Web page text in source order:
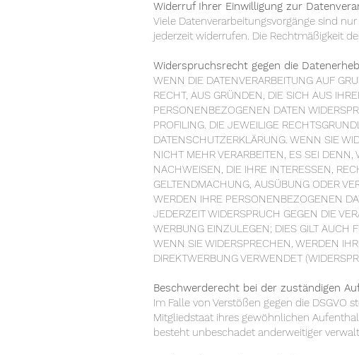
Widerruf Ihrer Einwilligung zur
Viele Datenverarbeitungsvorgänge sind
jederzeit widerrufen. Die Rechtmäßigkeit
Widerspruchsrecht gegen die
WENN DIE DATENVERARBEITUNG AUF
RECHT, AUS GRÜNDEN, DIE SICH AUS
PERSONENBEZOGENEN DATEN
PROFILING. DIE JEWEILIGE
DATENSCHUTZERKLÄRUNG. WENN SIE
NICHT MEHR VERARBEITEN, ES SEI
NACHWEISEN, DIE IHRE INTERESSEN,
GELTENDMACHUNG, AUSÜBUNG ODER
WERDEN IHRE PERSONENBEZOGENEN
JEDERZEIT WIDERSPRUCH GEGEN DIE
WERBUNG EINZULEGEN; DIES GILT AUCH
WENN SIE WIDERSPRECHEN, WERDEN
DIREKTWERBUNG VERWENDET
Beschwerderecht bei der zuständigen
Im Falle von Verstößen gegen die
Mitgliedstaat ihres gewöhnlichen
besteht unbeschadet anderweitiger